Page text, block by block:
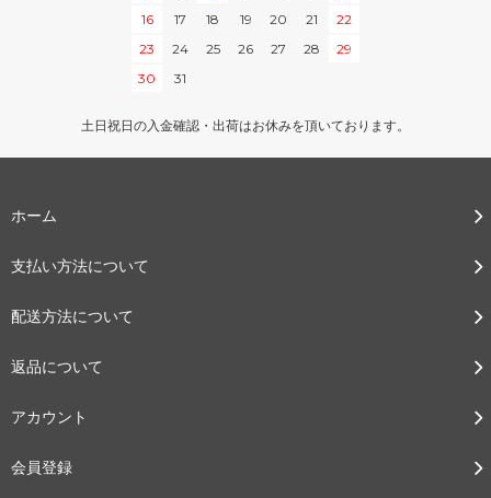
16
17 18 19 20 21
22
23
24 25 26 27 28
29
30
31
土日祝日の入金確認・出荷はお休みを頂いております。
ホーム
支払い方法について
配送方法について
返品について
アカウント
会員登録